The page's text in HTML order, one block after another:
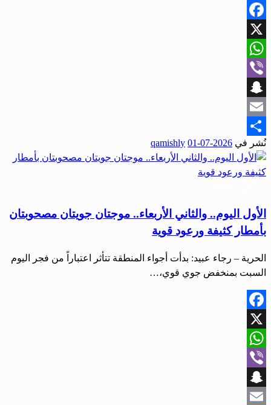
Facebook
X
WhatsApp
Viber
Snapchat
Email
Share
نُشر في 2026-07-01
qamishly
الأول اليوم.. والثاني الأربعاء.. موجتان جويتان مصحوبتان
بأمطار كثيفة ورعود قوية
الحرية – رجاء عبيد: بدأت أجواء المنطقة تتأثر اعتباراً من فجر اليوم
السبت بمنخفض جوي قوي،…
Facebook
X
WhatsApp
Viber
Snapchat